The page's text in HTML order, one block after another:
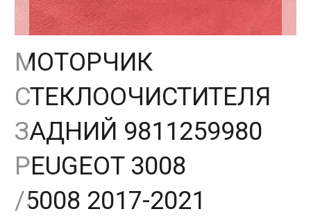
МОТОРЧИК
СТЕКЛООЧИСТИТЕЛЯ
ЗАДНИЙ 9811259980
PEUGEOT 3008
/5008 2017-2021